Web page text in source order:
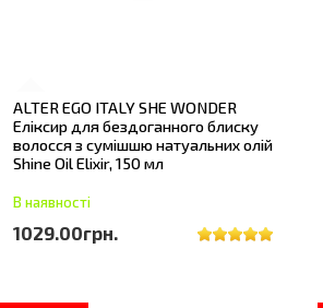
ALTER EGO ITALY SHE WONDER
Еліксир для бездоганного блиску
волосся з сумішшю натуальних олій
Shine Oil Elixir, 150 мл
В наявності
1029.00грн.